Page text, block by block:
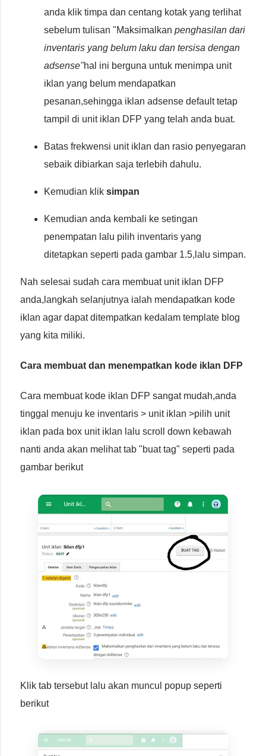
anda klik timpa dan centang kotak yang terlihat
sebelum tulisan "Maksimalkan penghasilan dari
inventaris yang belum laku dan tersisa dengan
adsense"hal ini berguna untuk menimpa unit
iklan yang belum mendapatkan
pesanan,sehingga iklan adsense default tetap
tampil di unit iklan DFP yang telah anda buat.
Batas frekwensi unit iklan dan rasio penyegaran
sebaik dibiarkan saja terlebih dahulu.
Kemudian klik simpan
Kemudian anda kembali ke setingan
penempatan lalu pilih inventaris yang
ditetapkan seperti pada gambar 1.5,lalu simpan.
Nah selesai sudah cara membuat unit iklan DFP
anda,langkah selanjutnya ialah mendapatkan kode
iklan agar dapat ditempatkan kedalam template blog
yang kita miliki.
Cara membuat dan menempatkan kode iklan DFP
Cara membuat kode iklan DFP sangat mudah,anda
tinggal menuju ke inventaris > unit iklan >pilih unit
iklan pada box unit iklan lalu scroll down kebawah
nanti anda akan melihat tab "buat tag" seperti pada
gambar berikut
Klik tab tersebut lalu akan muncul popup seperti
berikut